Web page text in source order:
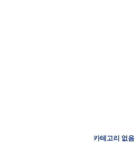
카테고리 없음